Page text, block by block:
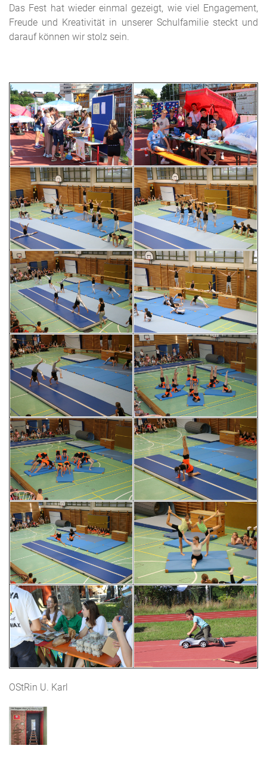
Das Fest hat wieder einmal gezeigt, wie viel Engagement,
Freude und Kreativität in unserer Schulfamilie steckt und
darauf können wir stolz sein.
OStRin U. Karl